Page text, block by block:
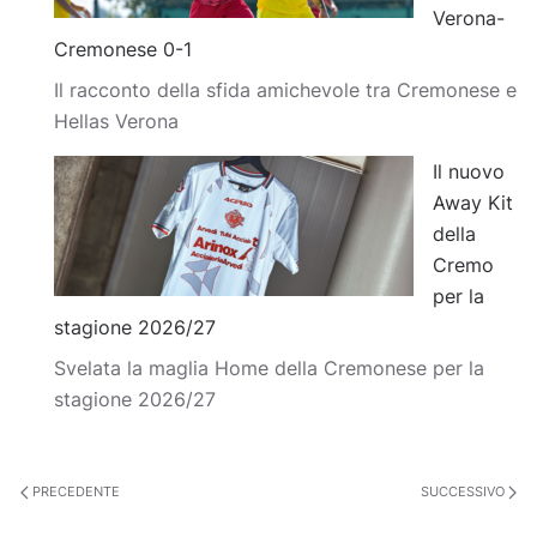
Verona-
Cremonese 0-1
Il racconto della sfida amichevole tra Cremonese e
Hellas Verona
Il nuovo
Away Kit
della
Cremo
per la
stagione 2026/27
Svelata la maglia Home della Cremonese per la
stagione 2026/27
PRECEDENTE SUCCESSIVO